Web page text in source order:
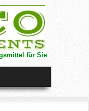
für Sie